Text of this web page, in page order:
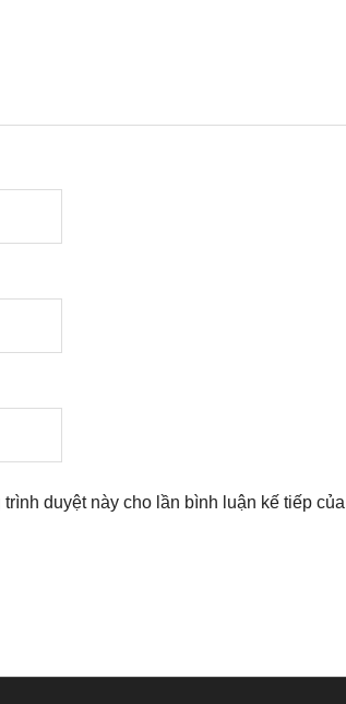
duyệt này cho lần bình luận kế tiếp